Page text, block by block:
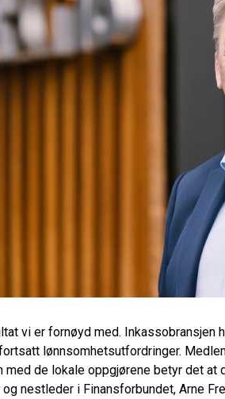
vi er fornøyd med. Inkassobransjen
lønnsomhetsutfordringer.
med de lokale oppgjørene betyr det
nestleder i Finansforbundet, Arne